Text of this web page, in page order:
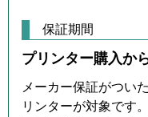
保証期間
プリンター購入か
メーカー保証がつい
リンターが対象です。